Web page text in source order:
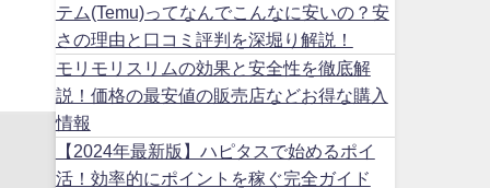
テム(Temu)ってなんでこんなに安いの？安
さの理由と口コミ評判を深堀り解説！
モリモリスリムの効果と安全性を徹底解
説！価格の最安値の販売店などお得な購入
情報
【2024年最新版】ハピタスで始めるポイ
活！効率的にポイントを稼ぐ完全ガイド